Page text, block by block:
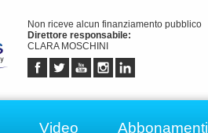
Non riceve alcun finanziamento pubblico
Direttore responsabile:
CLARA MOSCHINI
Video Abbonamenti